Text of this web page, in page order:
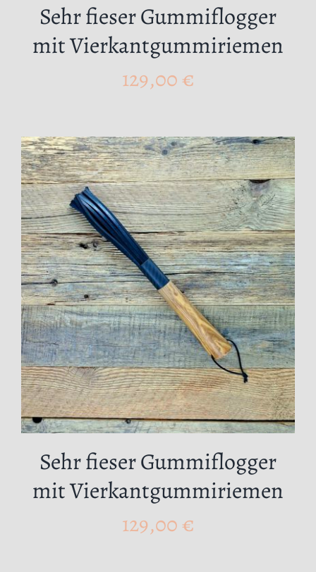
Sehr fieser Gummiflogger
mit Vierkantgummiriemen
129,00€
Sehr fieser Gummiflogger
mit Vierkantgummiriemen
129,00€